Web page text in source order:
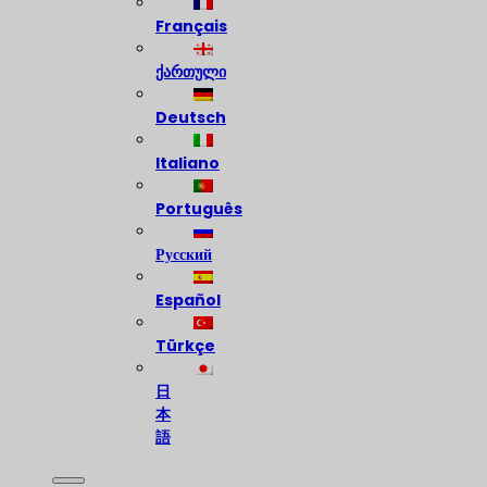
Français
ქართული
Deutsch
Italiano
Português
Русский
Español
Türkçe
日
本
語